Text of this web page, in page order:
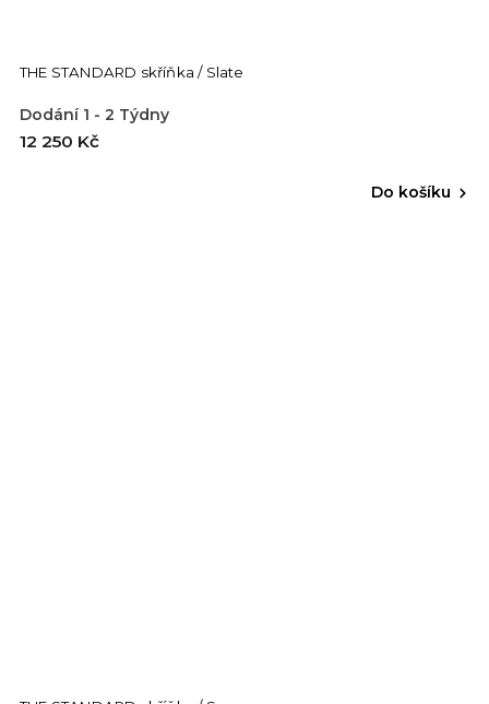
THE STANDARD skříňka / Slate
Dodání 1 - 2 Týdny
12 250 Kč
Do košíku